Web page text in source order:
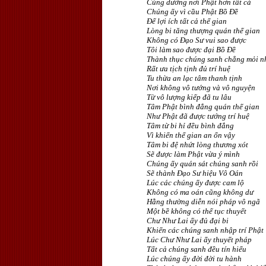
Cúng dường nơi Phật hơn tất cả
Chúng ấy vì cầu Phật Bồ Ðề
Ðể lợi ích tất cả thế gian
Lòng bi tăng thượng quán thế gian
Không có Ðạo Sư vui sao được
Tôi làm sao được đại Bồ Ðề
Thành thục chúng sanh chẳng mỏi
Rất ưa tịch tịnh đủ trí huệ
Tu thừa an lạc tâm thanh tịnh
Nơi không vô tướng và vô nguyện
Từ vô lượng kiếp đã tu lâu
Tâm Phật bình đẳng quán thế gian
Như Phật đã được tướng trí huệ
Tâm từ bi hỉ đều bình đẳng
Vì khiến thế gian an ổn vậy
Tâm bi đệ nhứt lòng thương xót
Sẽ được làm Phật vừa ý mình
Chúng ấy quán sát chúng sanh rồi
Sẽ thành Ðạo Sư hiệu Vô Oán
Lúc các chúng ấy được cam lộ
Không có ma oán cũng không dư
Hằng thường diễn nói pháp vô ngã
Một bề không có thế tục thuyết
Chư Như Lai ấy đủ đại bi
Khiến các chúng sanh nhập trí Phật
Lúc Chư Như Lai ấy thuyết pháp
Tất cả chúng sanh đều tín hiểu
Lúc chúng ấy đời đời tu hành